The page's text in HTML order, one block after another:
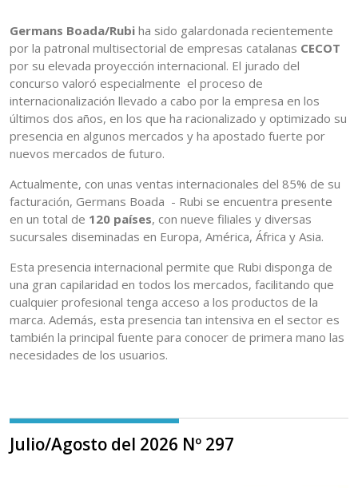
Germans Boada/Rubi ha sido galardonada recientemente
por la patronal multisectorial de empresas catalanas CECOT
por su elevada proyección internacional. El jurado del
concurso valoró especialmente el proceso de
internacionalización llevado a cabo por la empresa en los
últimos dos años, en los que ha racionalizado y optimizado su
presencia en algunos mercados y ha apostado fuerte por
nuevos mercados de futuro.
Actualmente, con unas ventas internacionales del 85% de su
facturación, Germans Boada - Rubi se encuentra presente
en un total de 120 países, con nueve filiales y diversas
sucursales diseminadas en Europa, América, África y Asia.
Esta presencia internacional permite que Rubi disponga de
una gran capilaridad en todos los mercados, facilitando que
cualquier profesional tenga acceso a los productos de la
marca. Además, esta presencia tan intensiva en el sector es
también la principal fuente para conocer de primera mano las
necesidades de los usuarios.
Julio/Agosto del 2026 Nº 297